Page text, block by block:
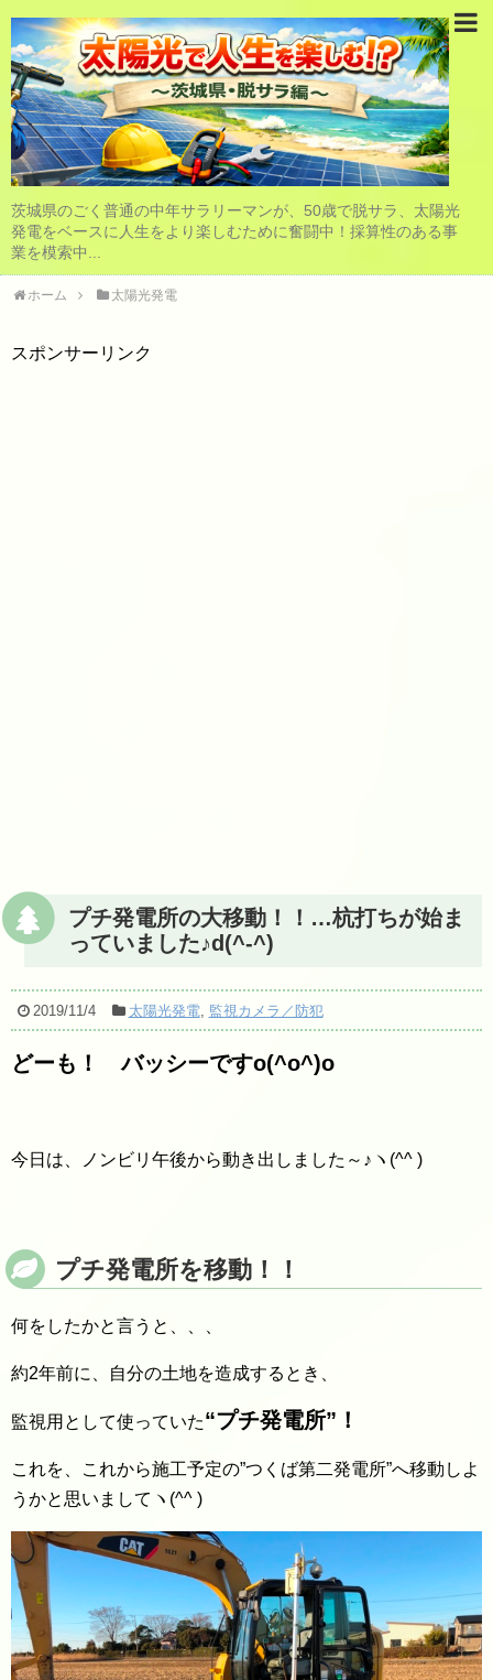
茨城県のごく普通の中年サラリーマンが、50歳で脱サラ、太陽光
発電をベースに人生をより楽しむために奮闘中！採算性のある事
業を模索中...
ホーム 太陽光発電
スポンサーリンク
プチ発電所の大移動！！…杭打ちが始ま
っていました♪d(^-^)
2019/11/4 太陽光発電, 監視カメラ／防犯
どーも！ バッシーですo(^o^)o
今日は、ノンビリ午後から動き出しました～♪ヽ(^^ )
プチ発電所を移動！！
何をしたかと言うと、、、
約2年前に、自分の土地を造成するとき、
監視用として使っていた“プチ発電所”！
これを、これから施工予定の”つくば第二発電所”へ移動しよ
うかと思いましてヽ(^^ )